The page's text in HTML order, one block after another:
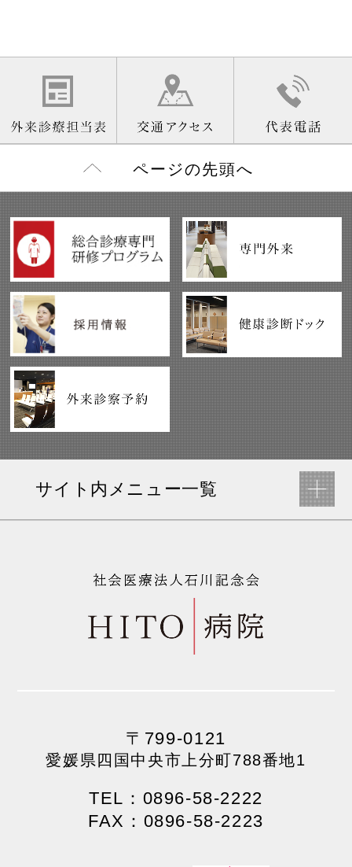
ページの先頭へ
サイト内メニュー一覧
〒799-0121
愛媛県四国中央市上分町788番地1
TEL：0896-58-2222
FAX：0896-58-2223